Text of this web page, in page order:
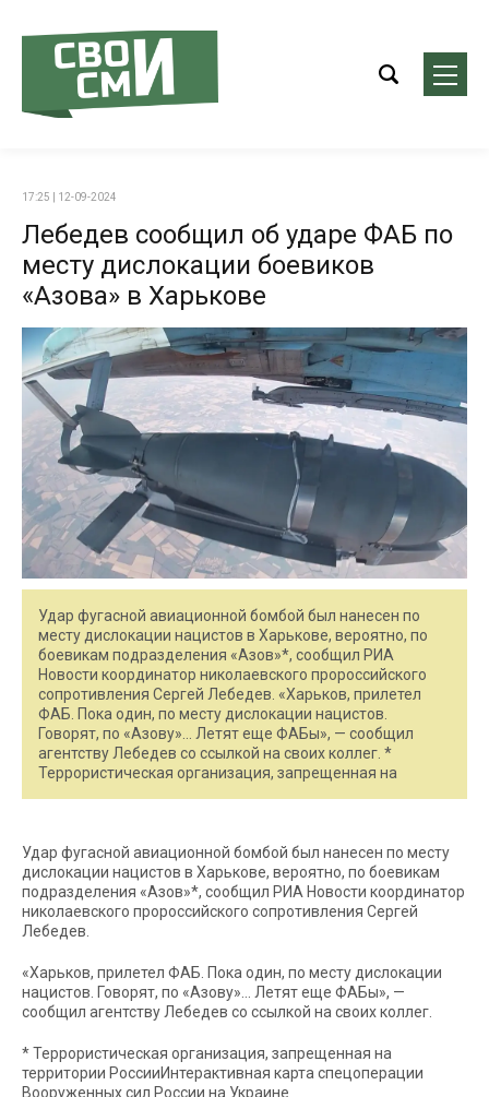
17:25 | 12-09-2024
Лебедев сообщил об ударе ФАБ по
месту дислокации боевиков
«Азова» в Харькове
Удар фугасной авиационной бомбой был нанесен по
месту дислокации нацистов в Харькове, вероятно, по
боевикам подразделения «Азов»*, сообщил РИА
Новости координатор николаевского пророссийского
сопротивления Сергей Лебедев. «Харьков, прилетел
ФАБ. Пока один, по месту дислокации нацистов.
Говорят, по «Азову»… Летят еще ФАБы», — сообщил
агентству Лебедев со ссылкой на своих коллег. *
Террористическая организация, запрещенная на
Удар фугасной авиационной бомбой был нанесен по месту
дислокации нацистов в Харькове, вероятно, по боевикам
подразделения «Азов»*, сообщил РИА Новости координатор
николаевского пророссийского сопротивления Сергей
Лебедев.
«Харьков, прилетел ФАБ. Пока один, по месту дислокации
нацистов. Говорят, по «Азову»… Летят еще ФАБы», —
сообщил агентству Лебедев со ссылкой на своих коллег.
* Террористическая организация, запрещенная на
территории РоссииИнтерактивная карта спецоперации
Вооруженных сил России на Украине